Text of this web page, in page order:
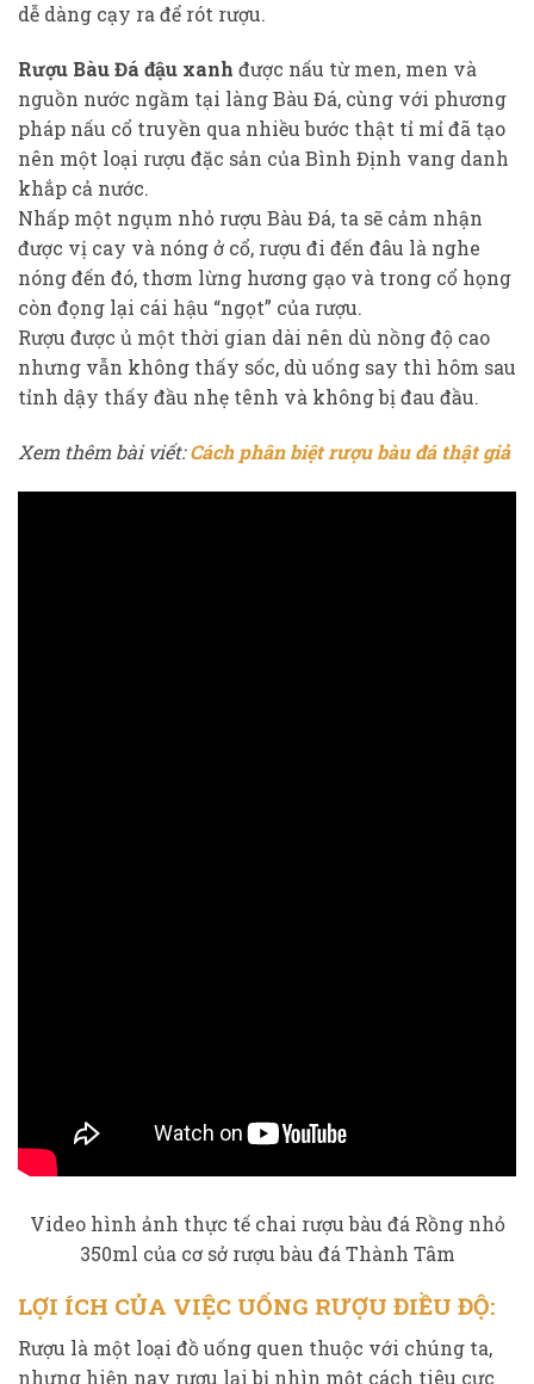
dễ dàng cạy ra để rót rượu.
Rượu Bàu Đá đậu xanh được nấu từ men, men và
nguồn nước ngầm tại làng Bàu Đá, cùng với phương
pháp nấu cổ truyền qua nhiều bước thật tỉ mỉ đã tạo
nên một loại rượu đặc sản của Bình Định vang danh
khắp cả nước.
Nhấp một ngụm nhỏ rượu Bàu Đá, ta sẽ cảm nhận
được vị cay và nóng ở cổ, rượu đi đến đâu là nghe
nóng đến đó, thơm lừng hương gạo và trong cổ họng
còn đọng lại cái hậu “ngọt” của rượu.
Rượu được ủ một thời gian dài nên dù nồng độ cao
nhưng vẫn không thấy sốc, dù uống say thì hôm sau
tỉnh dậy thấy đầu nhẹ tênh và không bị đau đầu.
Xem thêm bài viết:Cách phân biệt rượu bàu đá thật giả
Video hình ảnh thực tế chai rượu bàu đá Rồng nhỏ
350ml của cơ sở rượu bàu đá Thành Tâm
LỢI ÍCH CỦA VIỆC UỐNG RƯỢU ĐIỀU ĐỘ:
Rượu là một loại đồ uống quen thuộc với chúng ta,
nhưng hiện nay rượu lại bị nhìn một cách tiêu cực